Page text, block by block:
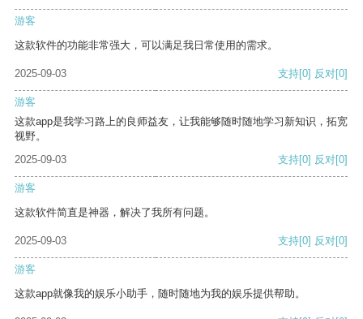
游客
这款软件的功能非常强大，可以满足我日常使用的需求。
2025-09-03 支持[0] 反对[0]
游客
这款app是我学习路上的良师益友，让我能够随时随地学习新知识，拓宽
视野。
2025-09-03
支持[0] 反对[0]
游客
这款软件简直是神器，解决了我所有问题。
2025-09-03 支持[0] 反对[0]
游客
这款app就像我的娱乐小助手，随时随地为我的娱乐提供帮助。